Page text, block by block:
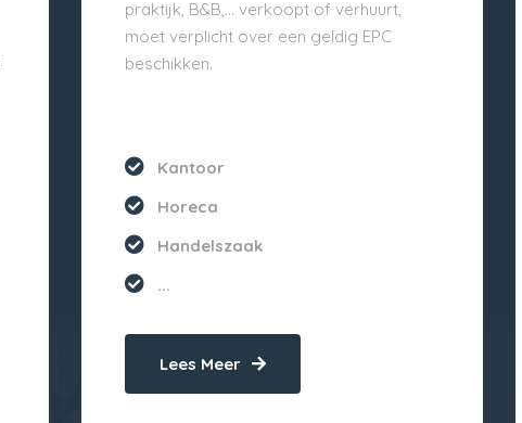
praktijk, B&B,… verkoopt of verhuurt,
moet verplicht over een geldig EPC
beschikken.
Kantoor
Horeca
Handelszaak
...
Lees Meer